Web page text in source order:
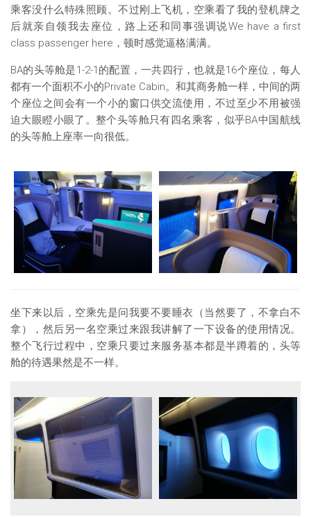
乘客没什么特殊照顾。不过刚上飞机，空乘看了我的登机牌之
后就亲自领我去座位，路上还和同事强调说We have a first
class passenger here，顿时感觉逼格满满。
BA的头等舱是1-2-1的配置，一共四行，也就是16个座位，每人
都有一个面积不小的Private Cabin。和其商务舱一样，中间的两
个座位之间会有一个小的窗口供交流使用，不过至少不用被强
迫大眼瞪小眼了。整个头等舱只有四名乘客，似乎BA中国航线
的头等舱上座率一向很低。
坐下来以后，空乘先是问我要不要睡衣（当然要了，不拿白不
拿），然后另一名空乘过来跟我讲解了一下设备的使用情况。
整个飞行过程中，空乘只要过来服务基本都是半蹲着的，头等
舱的待遇果然是不一样。